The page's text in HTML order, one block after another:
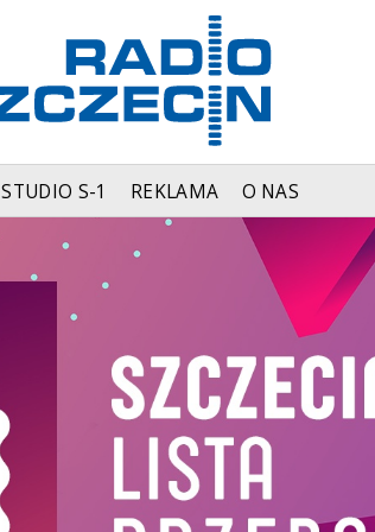
STUDIO S-1 REKLAMA O NAS